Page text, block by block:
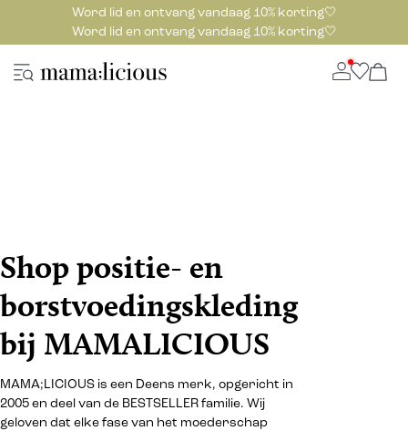
Word lid en ontvang vandaag 10% korting🤍
Word lid en ontvang vandaag 10% korting🤍
Shop positie- en
borstvoedingskleding
bij MAMALICIOUS
MAMA;LICIOUS is een Deens merk, opgericht in
2005 en deel van de BESTSELLER familie. Wij
geloven dat elke fase van het moederschap